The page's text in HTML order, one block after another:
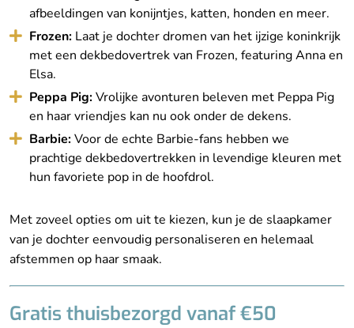
afbeeldingen van konijntjes, katten, honden en meer.
Frozen: Laat je dochter dromen van het ijzige koninkrijk
met een dekbedovertrek van Frozen, featuring Anna en
Elsa.
Peppa Pig:Vrolijke avonturen beleven met Peppa Pig
en haar vriendjes kan nu ook onder de dekens.
Barbie:Voor de echte Barbie-fans hebben we
prachtige dekbedovertrekken in levendige kleuren met
hun favoriete pop in de hoofdrol.
Met zoveel opties om uit te kiezen, kun je de slaapkamer
van je dochter eenvoudig personaliseren en helemaal
afstemmen op haar smaak.
Gratis thuisbezorgd vanaf €50